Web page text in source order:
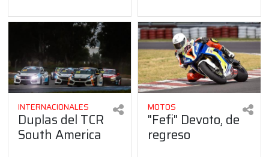
INTERNACIONALES
Duplas del TCR
South America
MOTOS
"Fefi" Devoto, de
regreso